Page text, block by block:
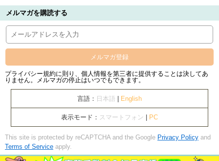
メルマガを購読する
メルマガ登録
プライバシー規約に則り、個人情報を第三者に提供することは決してあ
りません。メルマガの停止はいつでもできます。
言語： 日本語 English
表示モード： スマートフォン PC
This site is protected by reCAPTCHA and the Google Privacy Policy and
Terms of Service apply.